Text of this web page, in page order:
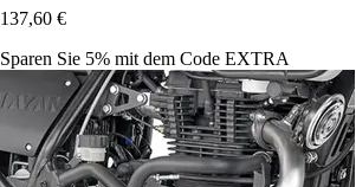
137,60 €
Sparen Sie 5% mit dem Code EXTRA